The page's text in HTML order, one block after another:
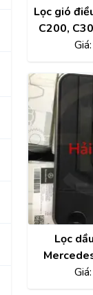
Lọc gió
C200, C300, E250,
Giá:
Lọc
C350,Giá: